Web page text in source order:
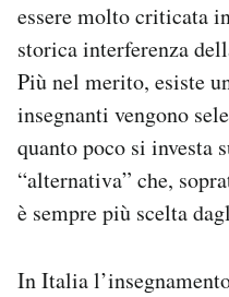
essere molto criticata
storica interferenza
Più nel merito, esiste
insegnanti vengono
quanto poco si investa
“alternativa” che,
è sempre più scelta
In Italia